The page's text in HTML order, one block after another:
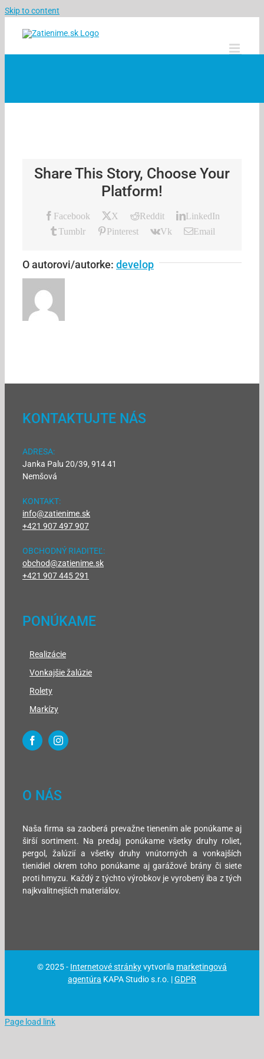
Skip to content
Share This Story, Choose Your
Platform!
Facebook X Reddit
LinkedIn
Tumblr
Pinterest Vk Email
O autorovi/autorke: develop
KONTAKTUJTE NÁS
ADRESA:
Janka Palu 20/39, 914 41
Nemšová
KONTAKT:
info@zatienime.sk
+421 907 497 907
OBCHODNÝ RIADITEĽ:
obchod@zatienime.sk
+421 907 445 291
PONÚKAME
Realizácie
Vonkajšie žalúzie
Rolety
Markízy
O NÁS
Naša firma sa zaoberá prevažne tienením ale ponúkame aj
širší sortiment. Na predaj ponúkame všetky druhy roliet,
pergol, žalúzií a všetky druhy vnútorných a vonkajších
tienidiel okrem toho ponúkame aj garážové brány či siete
proti hmyzu. Každý z týchto výrobkov je vyrobený iba z tých
najkvalitnejších materiálov.
© 2025 - Internetové stránkyvytvorila marketingová
agentúra KAPA Studio s.r.o. |GDPR
Page load link